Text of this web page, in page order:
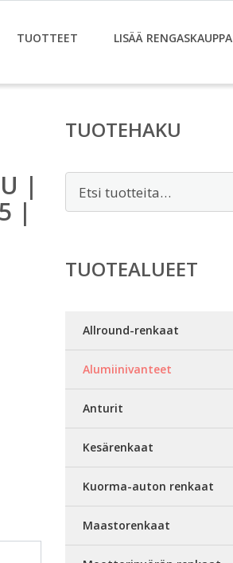
TUOTTEET LISÄÄ RENGASKAUPPA
|
|
TUOTEHAKU
TUOTEALUEET
Allround-renkaat
Alumiinivanteet
Anturit
Kesärenkaat
Kuorma-auton renkaat
Maastorenkaat